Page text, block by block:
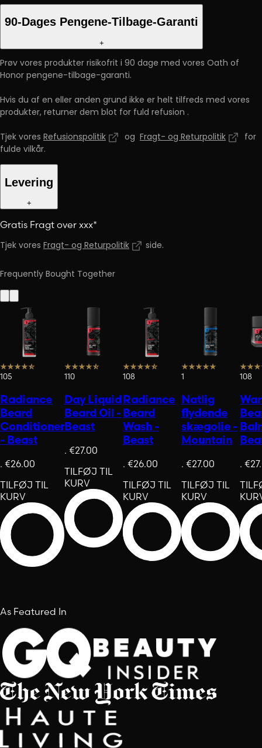
90-Dages Pengene-Tilbage-Garanti
+
Prøv vores produkter risikofrit i 90 dage med vores Oath of
Honor pengene-tilbage-garanti.
Hvis du af en eller anden grund ikke er helt tilfreds med vores
produkter, returner dem blot for fuld refusion .
Tjek vores Refusionspolitik og Fragt- og Returpolitik
for
fulde vilkår.
Levering
+
Gratis Fragt over xxx*
Tjek vores Fragt- og Returpolitik side.
Frequently Bought Together
105
Radiance
Beard
Conditioner
- Beast
. €26.00
TILFØJ TIL
KURV
110
Day Liquid
Beard Oil -
Beast
. €27.00
TILFØJ TIL
KURV
108
Radiance
Beard
Wash -
Beast
. €26.00
TILFØJ TIL
KURV
1
Natlig
flydende
skægolie -
Mountain
. €27.00
TILFØJ TIL
KURV
108
.
As Featured In